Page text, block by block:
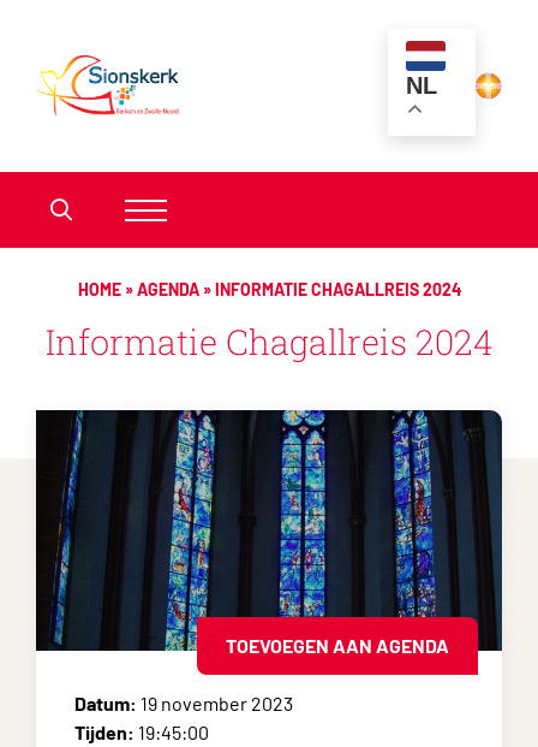
NL
HOME»AGENDA»INFORMATIE CHAGALLREIS 2024
Informatie Chagallreis 2024
TOEVOEGEN AAN AGENDA
Datum: 19 november 2023
Tijden: 19:45:00